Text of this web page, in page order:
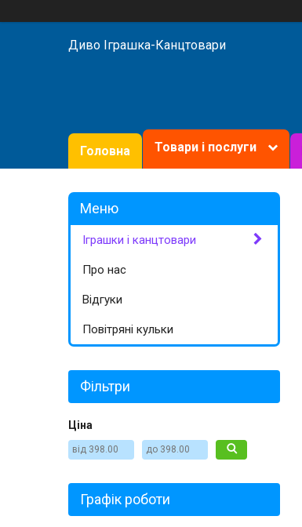
Диво Іграшка-Канцтовари
Головна Товари і послуги
Іграшки і канцтовари
Про нас
Відгуки
Повітряні кульки
Фільтри
Ціна
Графік роботи